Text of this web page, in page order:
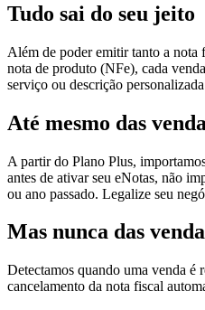
Tudo sai do seu jeito
Além de poder emitir tanto a nota
nota de produto (NFe), cada
serviço ou descrição
Até mesmo das
A partir do Plano Plus,
antes de ativar seu eNotas, não
ou ano passado. Legalize seu
Mas nunca das
Detectamos quando uma venda é
cancelamento da nota fiscal